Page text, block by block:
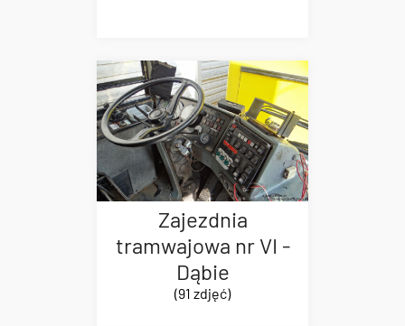
Zajezdnia
tramwajowa nr VI -
Dąbie
(91 zdjęć)